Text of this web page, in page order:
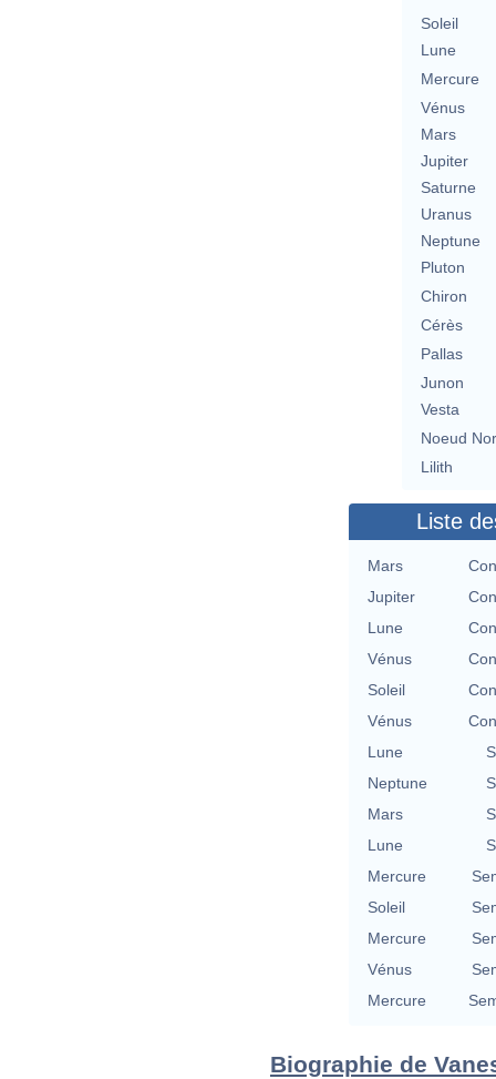
Soleil
Lune
Mercure
Vénus
Mars
Jupiter
Saturne
Uranus
Neptune
Pluton
Chiron
Cérès
Pallas
Junon
Vesta
Noeud
Lilith
Liste
Mars
Jupiter
Lune
Vénus
Soleil
Vénus
Lune
Neptune
Mars
Lune
Mercure
Soleil
Mercure
Vénus
Mercure
Biographie de